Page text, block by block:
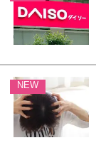
NEW